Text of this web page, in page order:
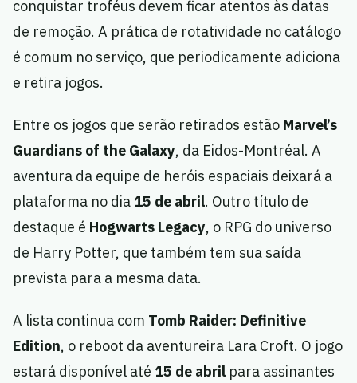
conquistar troféus devem ficar atentos às datas
de remoção. A prática de rotatividade no catálogo
é comum no serviço, que periodicamente adiciona
e retira jogos.
Entre os jogos que serão retirados estão Marvel’s
Guardians of the Galaxy, da Eidos-Montréal. A
aventura da equipe de heróis espaciais deixará a
plataforma no dia 15 de abril. Outro título de
destaque é Hogwarts Legacy, o RPG do universo
de Harry Potter, que também tem sua saída
prevista para a mesma data.
A lista continua com Tomb Raider: Definitive
Edition, o reboot da aventureira Lara Croft. O jogo
estará disponível até 15 de abril para assinantes